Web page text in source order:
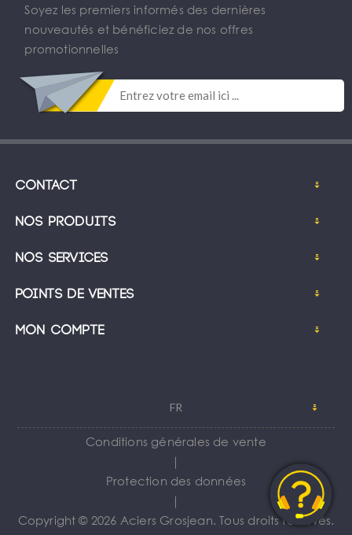
Soyez les premiers informés des dernières
nouveautés et bénéficiez de nos offres
promotionnelles
Contact
Nos produits
Nos services
Points de ventes
Mon compte
FR
Conditions générales de vente
｜
Protection des données
｜
Copyright © 2026 Aciers Grosjean. Tous droits réservés.